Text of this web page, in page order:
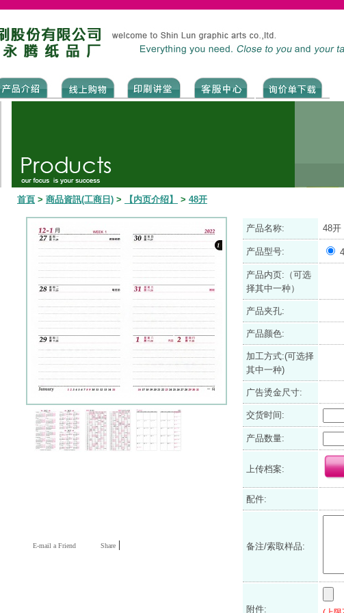
首頁 > 商品資訊(工商日) > 【内页介绍】 > 48开
E-mail a Friend Share |
产品名称: 48开
产品型号:
产品内页:（可选
择其中一种）
产品夹孔:
产品颜色:
加工方式:(可选择
其中一种)
广告烫金尺寸:
交货时间:
产品数量:
上传档案:
配件:
备注/索取样品:
附件: